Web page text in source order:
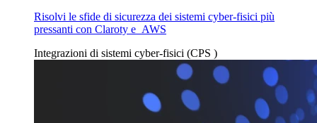
Risolvi le sfide di sicurezza dei sistemi cyber-fisici più
pressanti con Claroty e AWS
Integrazioni di sistemi cyber-fisici (CPS )